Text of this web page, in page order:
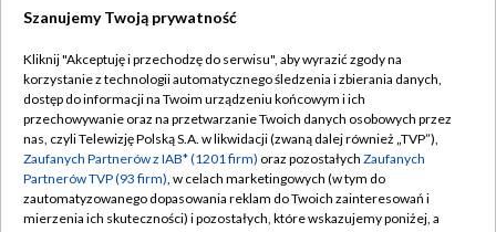
TVP
Abonament TVP
Emisja w TVP
Centrum informacji TVP
Naziemna Telewizja Cyfrowa
Regulamin TVP
Polityka prywatności
Moje zgody
Szanujemy Twoją prywatność
Kliknij "Akceptuję i przechodzę do serwisu", aby wyrazić zgody na
korzystanie z technologii automatycznego śledzenia i zbierania danych,
dostęp do informacji na Twoim urządzeniu końcowym i ich
przechowywanie oraz na przetwarzanie Twoich danych osobowych przez
nas, czyli Telewizję Polską S.A. w likwidacji (zwaną dalej również „TVP”),
Zaufanych Partnerów z IAB* (1201 firm) oraz pozostałych Zaufanych
Partnerów TVP (93 firm), w celach marketingowych (w tym do
zautomatyzowanego dopasowania reklam do Twoich zainteresowań i
mierzenia ich skuteczności) i pozostałych, które wskazujemy poniżej, a